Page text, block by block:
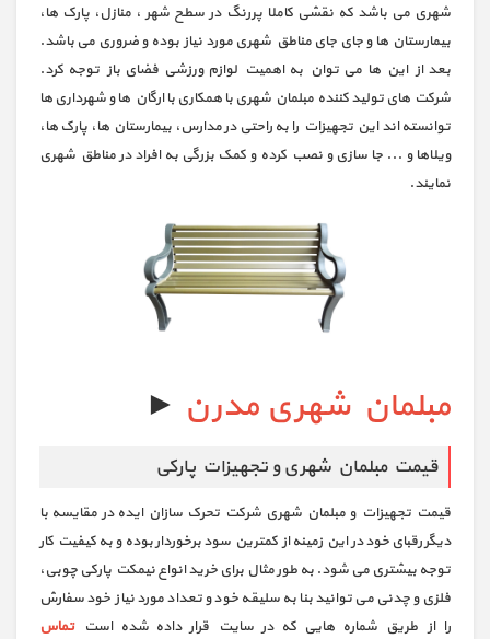
شهری می باشد که نقشی کاملا پررنگ در سطح شهر ، منازل، پارک ها،
بیمارستان ها و جای جای مناطق شهری مورد نیاز بوده و ضروری می باشد.
بعد از این ها می توان به اهمیت لوازم ورزشی فضای باز توجه کرد.
شرکت های تولید کننده مبلمان شهری با همکاری با ارگان ها و شهرداری ها
توانسته اند این تجهیزات را به راحتی در مدارس، بیمارستان ها، پارک ها،
ویلاها و ... جا سازی و نصب کرده و کمک بزرگی به افراد در مناطق شهری
نمایند.
مبلمان شهری مدرن ►
قیمت مبلمان شهری و تجهیزات پارکی
قیمت تجهیزات و مبلمان شهری شرکت تحرک سازان ایده در مقایسه با
دیگر رقبای خود در این زمینه از کمترین سود برخوردار بوده و به کیفیت کار
توجه بیشتری می شود. به طور مثال برای خرید انواع نیمکت پارکی چوبی،
فلزی و چدنی می توانید بنا به سلیقه خود و تعداد مورد نیاز خود سفارش
را از طریق شماره هایی که در سایت قرار داده شده استتماس